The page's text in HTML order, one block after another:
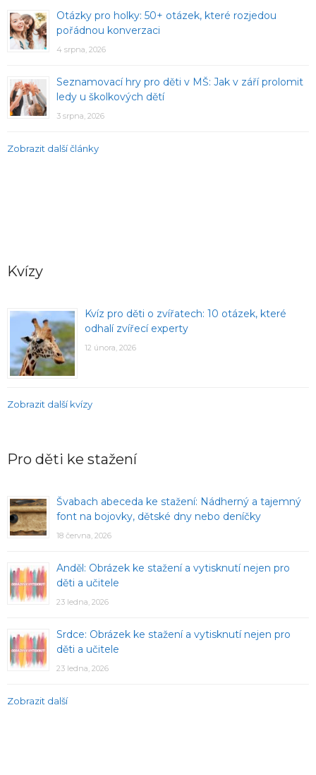
Otázky pro holky: 50+ otázek, které rozjedou
pořádnou konverzaci
4 srpna, 2026
Seznamovací hry pro děti v MŠ: Jak v září prolomit
ledy u školkových dětí
3 srpna, 2026
Zobrazit další články
Kvízy
Kvíz pro děti o zvířatech: 10 otázek, které
odhalí zvířecí experty
12 února, 2026
Zobrazit další kvízy
Pro děti ke stažení
Švabach abeceda ke stažení: Nádherný a tajemný
font na bojovky, dětské dny nebo deníčky
18 června, 2026
Anděl: Obrázek ke stažení a vytisknutí nejen pro
děti a učitele
23 ledna, 2026
Srdce: Obrázek ke stažení a vytisknutí nejen pro
děti a učitele
23 ledna, 2026
Zobrazit další